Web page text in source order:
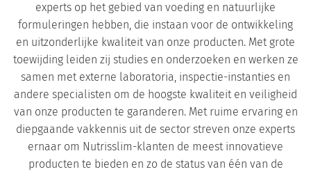
experts op het gebied van voeding en natuurlijke
formuleringen hebben, die instaan voor de ontwikkeling
en uitzonderlijke kwaliteit van onze producten. Met grote
toewijding leiden zij studies en onderzoeken en werken ze
samen met externe laboratoria, inspectie-instanties en
andere specialisten om de hoogste kwaliteit en veiligheid
van onze producten te garanderen. Met ruime ervaring en
diepgaande vakkennis uit de sector streven onze experts
ernaar om Nutrisslim-klanten de meest innovatieve
producten te bieden en zo de status van één van de